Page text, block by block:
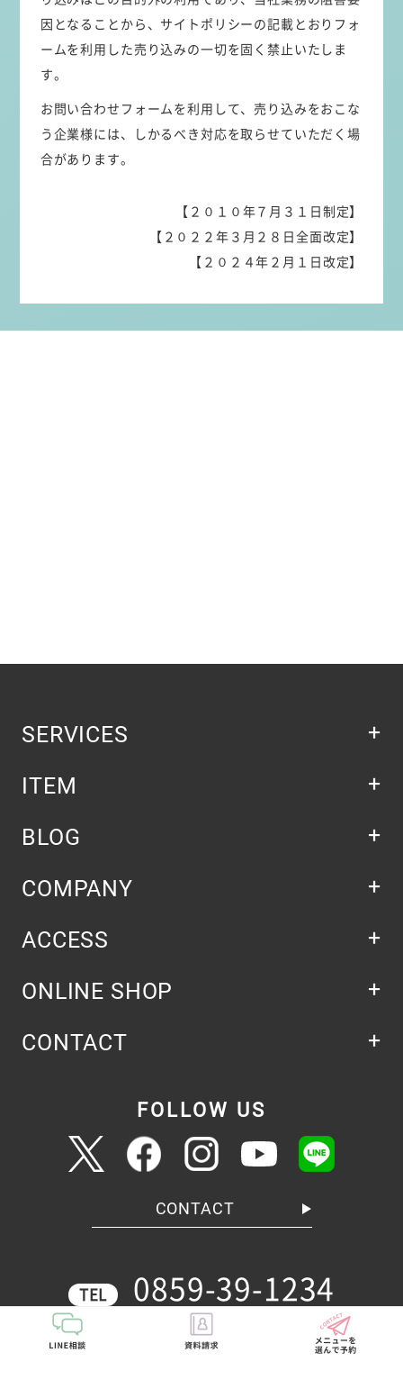
因となることから、サイトポリシーの記載とおりフォ
ームを利用した売り込みの一切を固く禁止いたしま
す。
お問い合わせフォームを利用して、売り込みをおこな
う企業様には、しかるべき対応を取らせていただく場
合があります。
【２０１０年７月３１日制定】
【２０２２年３月２８日全面改定】
【２０２４年２月１日改定】
TEL 0859-39-1234
〒683-0805 鳥取県米子市西福原3-6-45
SERVICES
ITEM
BLOG
COMPANY
ACCESS
ONLINE SHOP
CONTACT
FOLLOW US
CONTACT